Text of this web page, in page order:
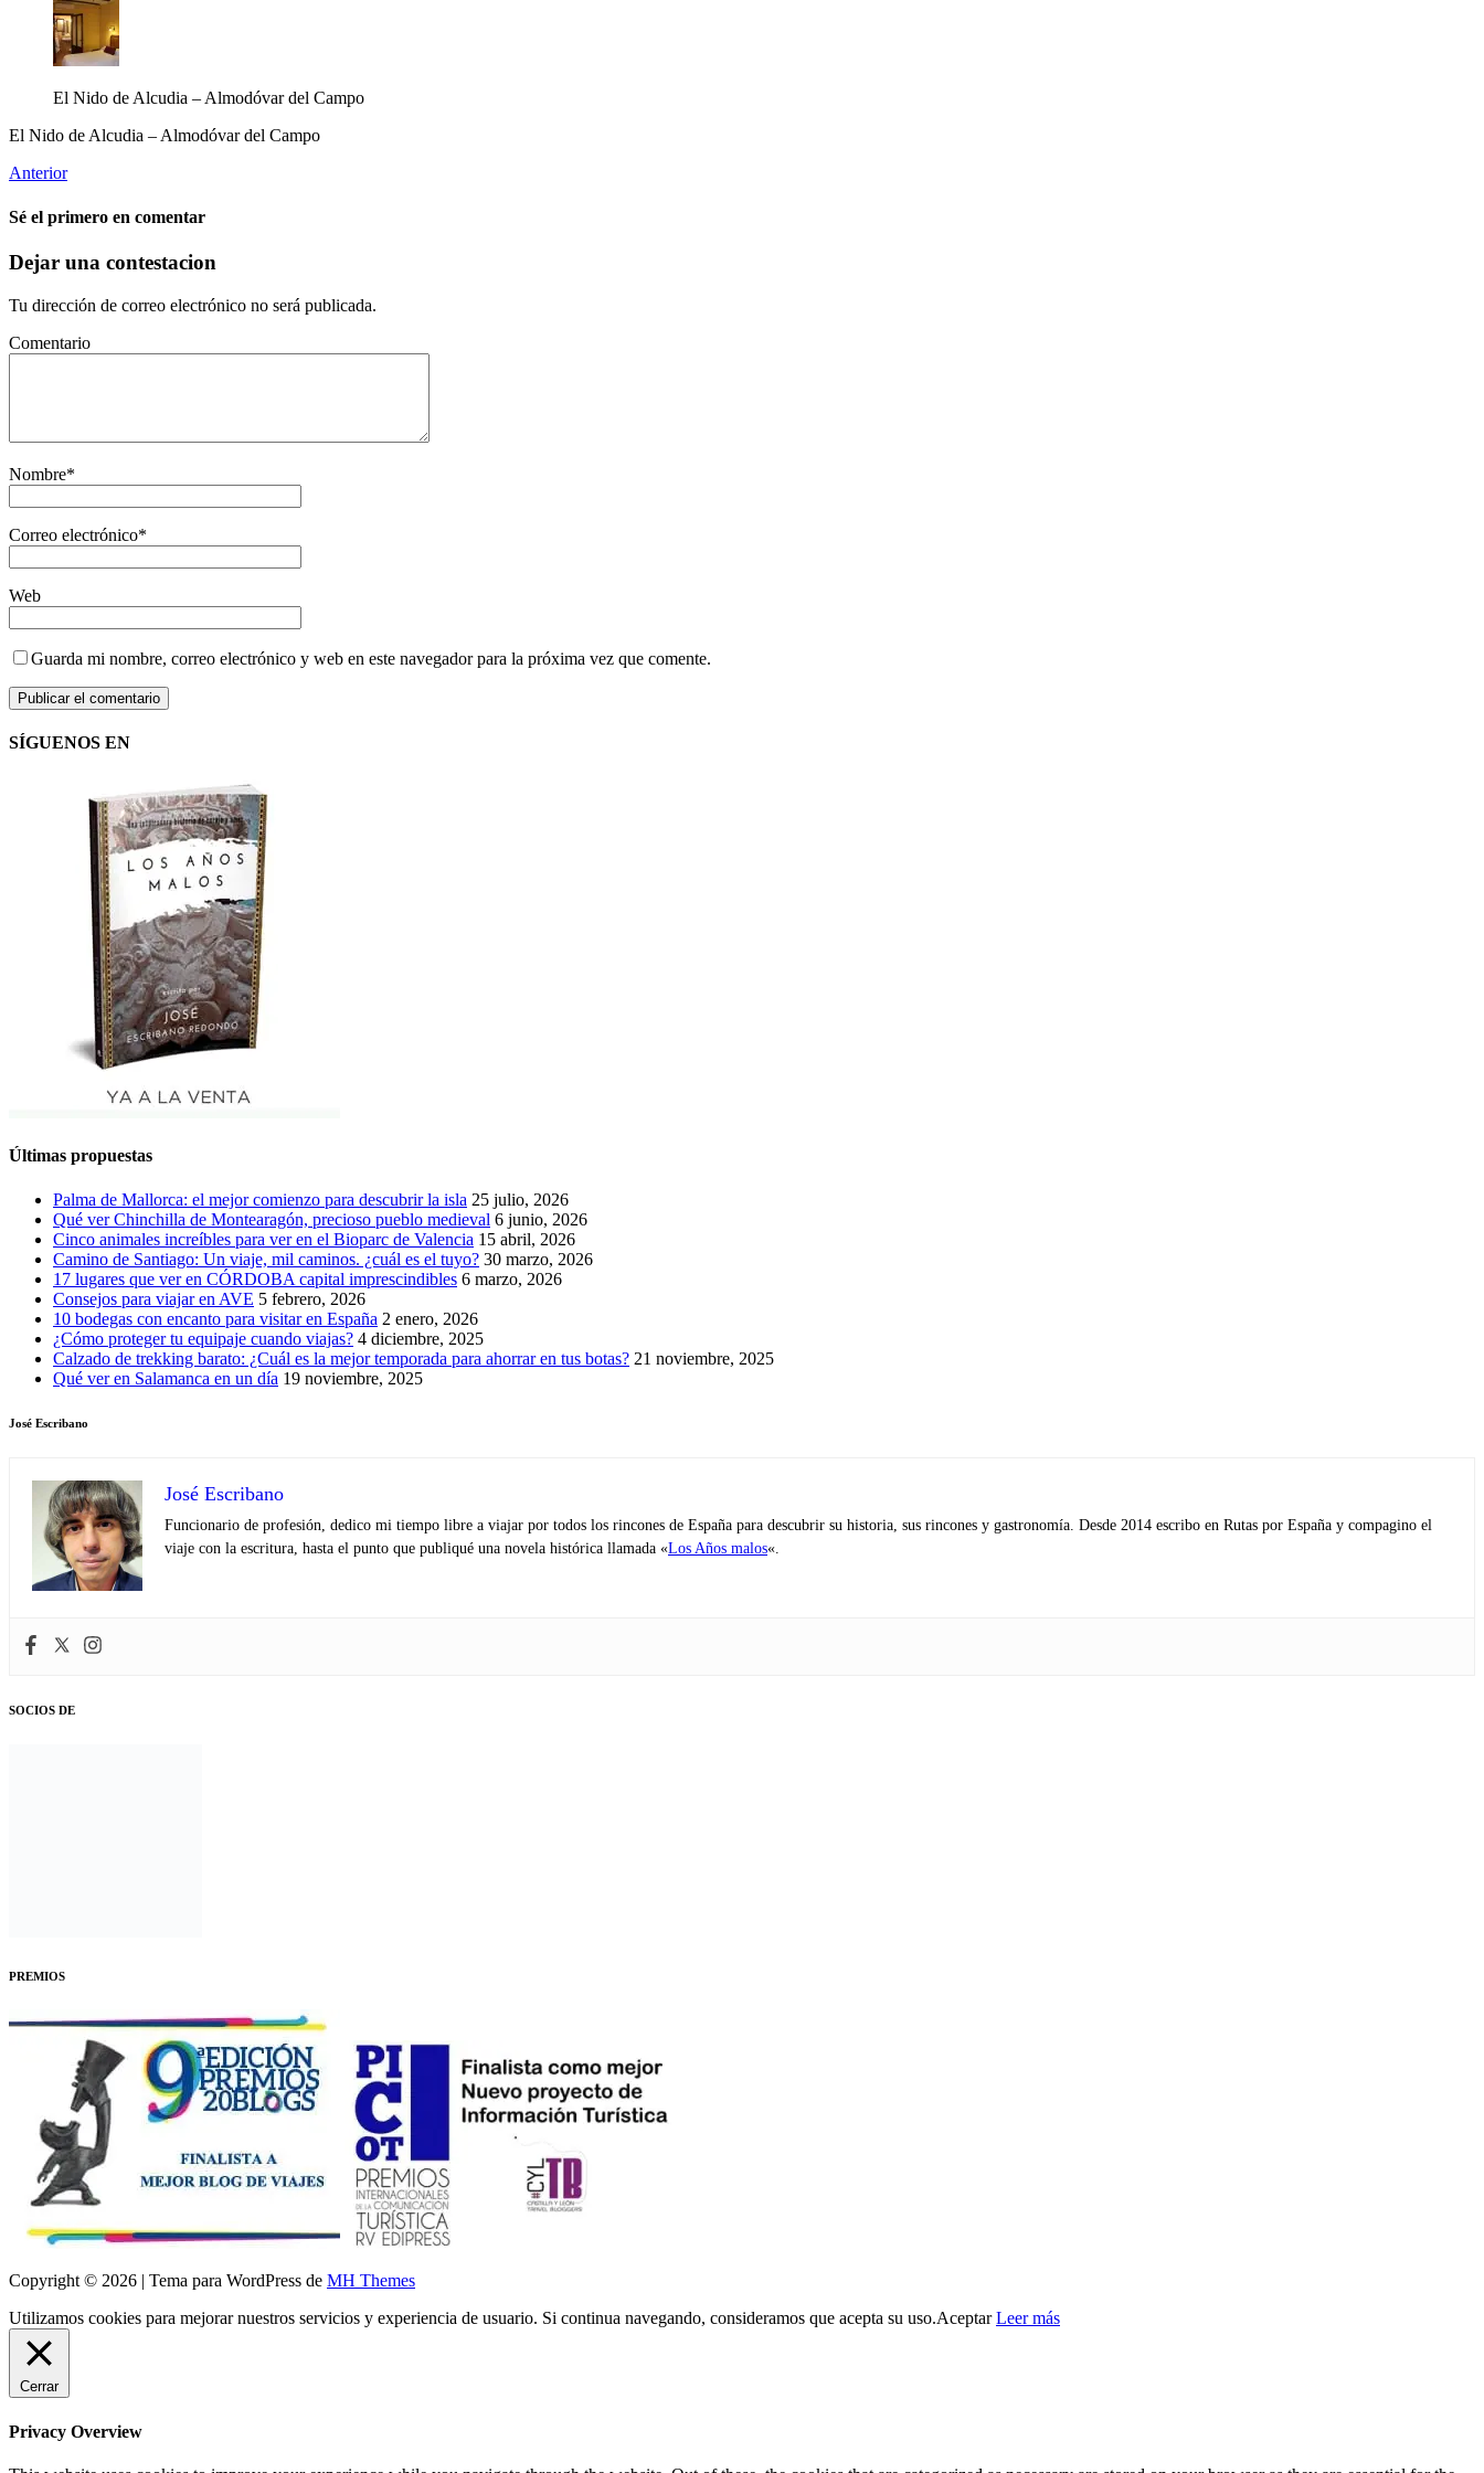
El Nido de Alcudia – Almodóvar del Campo
El Nido de Alcudia – Almodóvar del Campo
Anterior
Sé el primero en comentar
Dejar una contestacion
Tu dirección de correo electrónico no será publicada.
Comentario
Nombre*
Correo electrónico*
Web
Guarda mi nombre, correo electrónico y web en este navegador para la próxima vez que comente.
SÍGUENOS EN
Últimas propuestas
Palma de Mallorca: el mejor comienzo para descubrir la isla 25 julio, 2026
Qué ver Chinchilla de Montearagón, precioso pueblo medieval 6 junio, 2026
Cinco animales increíbles para ver en el Bioparc de Valencia 15 abril, 2026
Camino de Santiago: Un viaje, mil caminos. ¿cuál es el tuyo? 30 marzo, 2026
17 lugares que ver en CÓRDOBA capital imprescindibles 6 marzo, 2026
Consejos para viajar en AVE 5 febrero, 2026
10 bodegas con encanto para visitar en España 2 enero, 2026
¿Cómo proteger tu equipaje cuando viajas? 4 diciembre, 2025
Calzado de trekking barato: ¿Cuál es la mejor temporada para ahorrar en tus botas? 21 noviembre, 2025
Qué ver en Salamanca en un día 19 noviembre, 2025
José Escribano
José Escribano
Funcionario de profesión, dedico mi tiempo libre a viajar por todos los rincones de España para descubrir su historia, sus rincones y gastronomía. Desde 2014 escribo en Rutas por España y compagino el
viaje con la escritura, hasta el punto que publiqué una novela histórica llamada «Los Años malos«.
SOCIOS DE
PREMIOS
Copyright © 2026 | Tema para WordPress de MH Themes
Utilizamos cookies para mejorar nuestros servicios y experiencia de usuario. Si continua navegando, consideramos que acepta su uso.Aceptar Leer más
Cerrar
Privacy Overview